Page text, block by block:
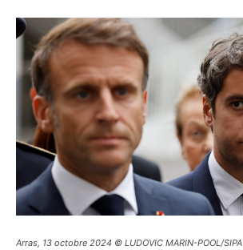
Arras, 13 octobre 2024 © LUDOVIC MARIN-POOL/SIPA